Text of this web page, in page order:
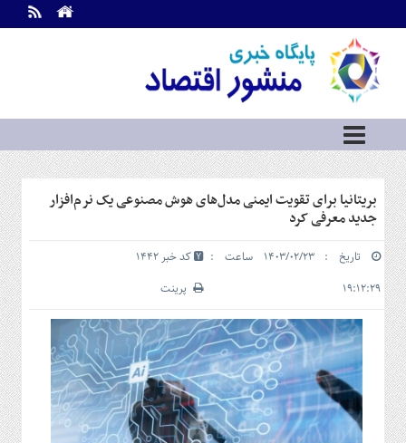
اطلاعات
تماس
ما
درباره
ما
سرویس
ها
خانه
سرمایه
و
بورس
مسکن
و
شهری
گاز
و
بریتانیا برای تقویت ایمنی مدل‌های هوش مصنوعی یک نرم‌افزار
جدید معرفی کرد
تاریخ : ۱۴۰۳/۰۲/۲۳ ساعت :
۱۹:۱۲:۲۹
کد خبر 1442
پرینت